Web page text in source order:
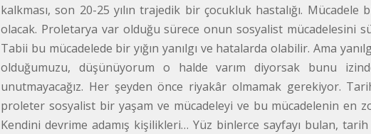
kalkması, son 20-25 yılın trajedik bir çocukluk hastalığı.
olacak. Proletarya var olduğu sürece onun sosyalist mücadelesini
Tabii bu mücadelede bir yığın yanılgı ve hatalarda olabilir. Ama
olduğumuzu, düşünüyorum o halde varım diyorsak bunu
unutmayacağız. Her şeyden önce riyakâr olmamak gerekiyor.
proleter sosyalist bir yaşam ve mücadeleyi ve bu mücadelenin en
Kendini devrime adamış kişilikleri… Yüz binlerce sayfayı bulan,